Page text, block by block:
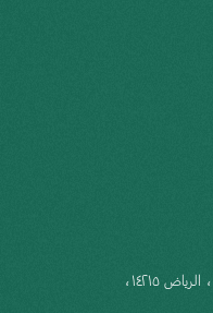
العنوان: الطريق الدائري الشرقي، الروابي، الرياض ١٤٢١٥،